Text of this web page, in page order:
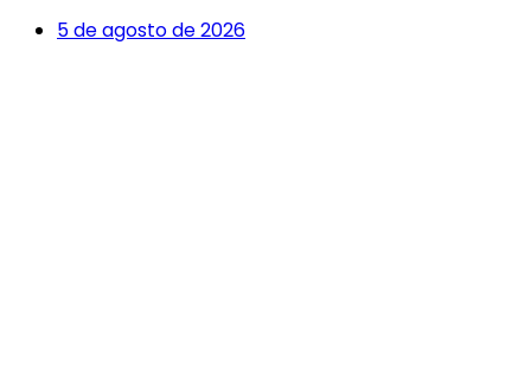
5 de agosto de 2026